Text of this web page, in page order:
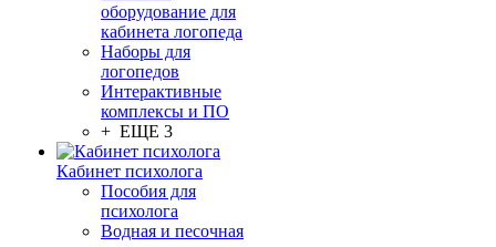
оборудование для
кабинета логопеда
Наборы для
логопедов
Интерактивные
комплексы и ПО
+ ЕЩЕ 3
Кабинет психолога
Пособия для
психолога
Водная и песочная